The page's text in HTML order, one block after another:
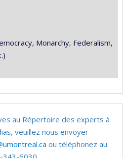
Monarchy, Federalism,
au Répertoire des experts à
veuillez nous envoyer
ou téléphonez au